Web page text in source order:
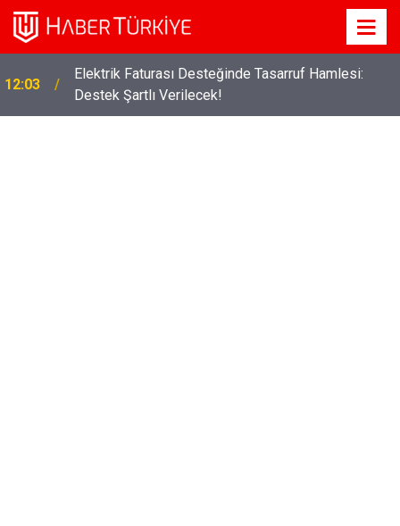
12:03
Elektrik Faturası Desteğinde Tasarruf Hamlesi:
Destek Şartlı Verilecek!